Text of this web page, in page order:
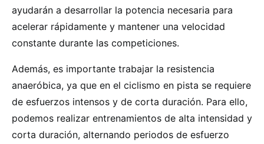
ayudarán a desarrollar la potencia necesaria para
acelerar rápidamente y mantener una velocidad
constante durante las competiciones.
Además, es importante trabajar la resistencia
anaeróbica, ya que en el ciclismo en pista se requiere
de esfuerzos intensos y de corta duración. Para ello,
podemos realizar entrenamientos de alta intensidad y
corta duración, alternando periodos de esfuerzo